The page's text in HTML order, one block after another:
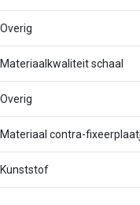
Overig
Materiaalkwaliteit schaal
Overig
Materiaal contra-
Kunststof